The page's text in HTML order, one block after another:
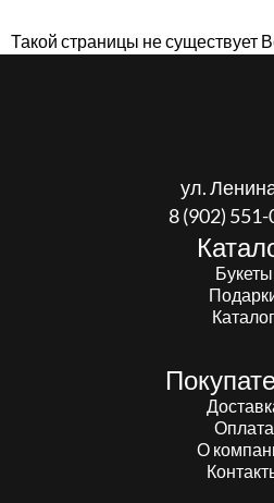
Такой страницы не существует
ул.
8 (902)
Букеты
Каталог
Оплата
О